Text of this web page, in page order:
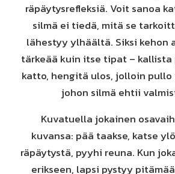
räpäytysrefleksiä. Voit sanoa
silmä ei tiedä, mitä se
lähestyy ylhäältä. Siksi kehon
tärkeää kuin itse tipat –
katto, hengitä ulos, jolloin
johon silmä ehtii
Kuvatuella jokainen
kuvansa: pää taakse, katse
räpäytystä, pyyhi reuna. Kun
erikseen, lapsi pystyy